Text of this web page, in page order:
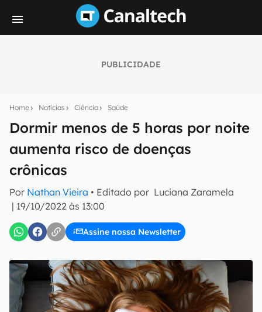
PUBLICIDADE
Home Notícias Ciência Saúde
Dormir menos de 5 horas por noite
aumenta risco de doenças
crônicas
Por Nathan Vieira • Editado por Luciana Zaramela
| 19/10/2022 às 13:00
Assine nossa Newsletter
notícias e reviews sobre tecnologia em primeira
E-mail
inscreva-se
Confirmo que li, aceito e concordo com os Termos de
Uso e Política de Privacidade do Canaltech.